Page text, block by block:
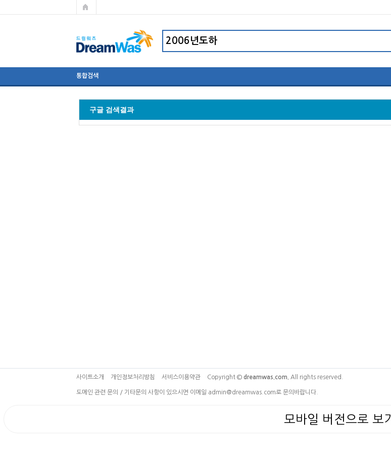
통합검색
구글 검색결과
사이트소개 개인정보처리방침 서비스이용약관 Copyright © dreamwas.com. All rights reserved.
도메인 관련 문의 / 기타문의 사항이 있으시면 이메일 admin@dreamwas.com로 문의바랍니다.
모바일 버전으로 보기